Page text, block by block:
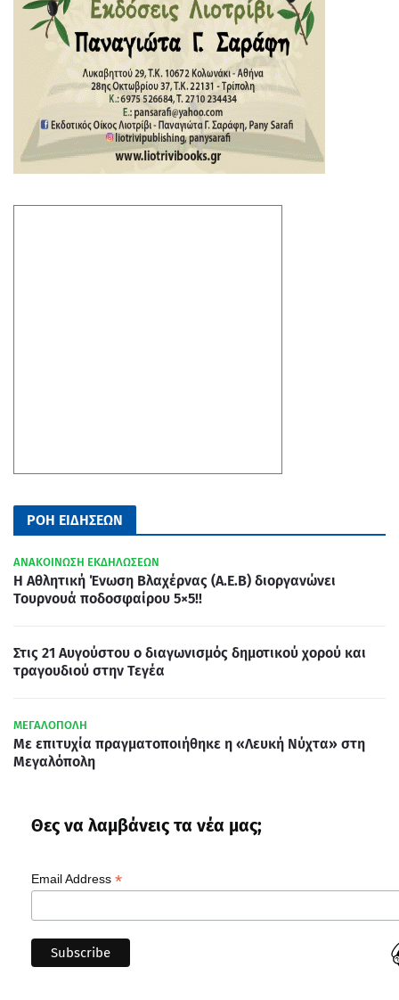
ΡΟΗ ΕΙΔΗΣΕΩΝ
ΑΝΑΚΟΙΝΩΣΗ ΕΚΔΗΛΩΣΕΩΝ
Η Αθλητική Ένωση Βλαχέρνας (Α.Ε.Β) διοργανώνει
Τουρνουά ποδοσφαίρου 5×5!!
Στις 21 Αυγούστου ο διαγωνισμός δημοτικού χορού και
τραγουδιού στην Τεγέα
ΜΕΓΑΛΟΠΟΛΗ
Με επιτυχία πραγματοποιήθηκε η «Λευκή Νύχτα» στη
Μεγαλόπολη
Θες να λαμβάνεις τα νέα μας;
Email Address *